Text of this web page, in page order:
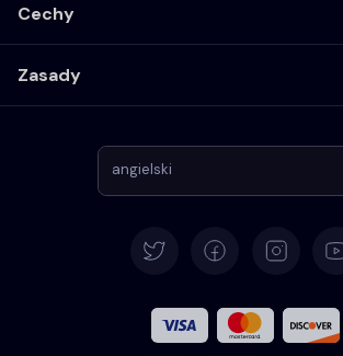
Cechy
Zasady
angielski
Français